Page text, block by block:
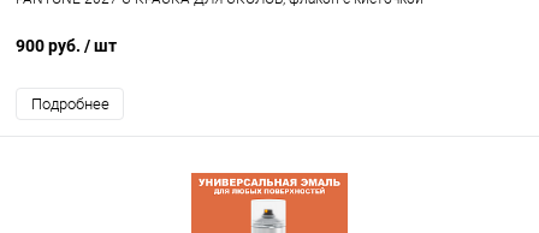
900 руб. / шт
Подробнее